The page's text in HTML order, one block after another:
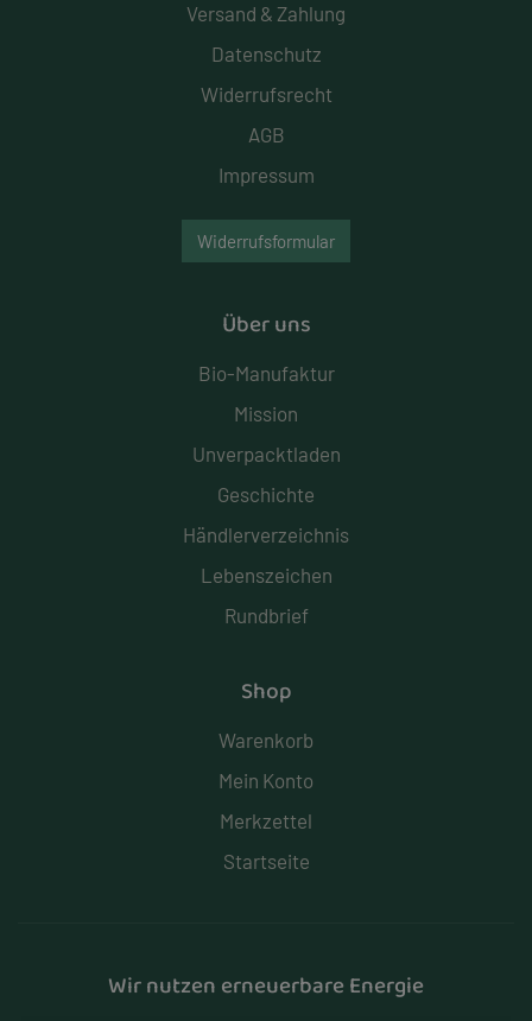
Versand & Zahlung
Datenschutz
Widerrufsrecht
AGB
Impressum
Widerrufsformular
Über uns
Bio-Manufaktur
Mission
Unverpacktladen
Geschichte
Händlerverzeichnis
Lebenszeichen
Rundbrief
Shop
Warenkorb
Mein Konto
Merkzettel
Startseite
Wir nutzen erneuerbare Energie